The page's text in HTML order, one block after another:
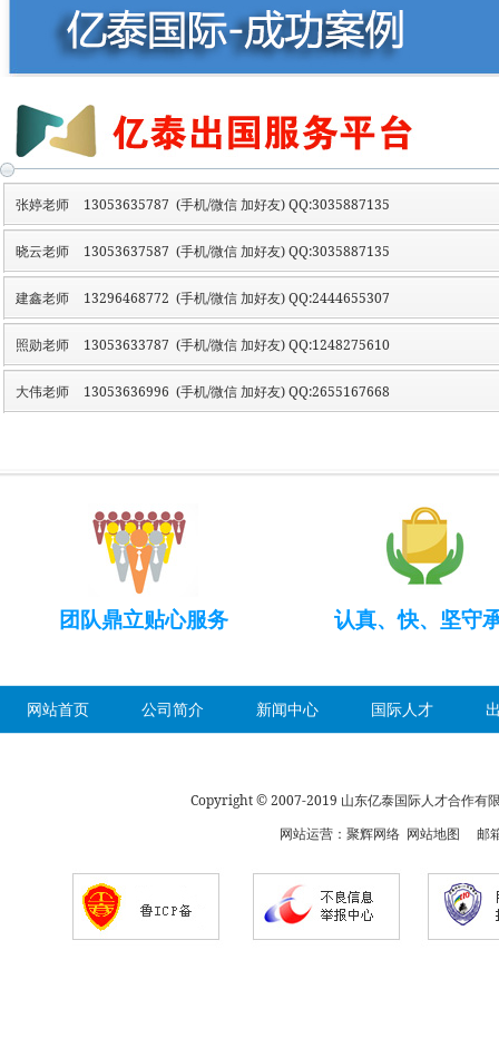
张婷老师 13053635787 (手机/微信 加好友) QQ:3035887135
晓云老师 13053637587 (手机/微信 加好友) QQ:3035887135
建鑫老师 13296468772 (手机/微信 加好友) QQ:2444655307
照勋老师 13053633787 (手机/微信 加好友) QQ:1248275610
大伟老师 13053636996 (手机/微信 加好友) QQ:2655167668
团队鼎立贴心服务 认真、快、坚守
网站首页 公司简介 新闻中心 国际人才
Copyright © 2007-2019 山东亿泰国际人才合作
网站运营： 聚辉网络 网站地图 邮